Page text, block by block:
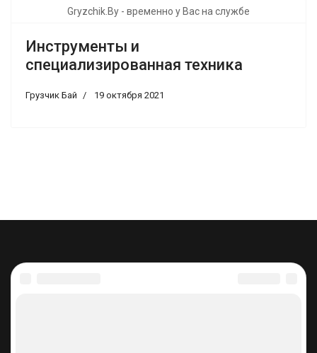
Gryzchik.By - временно у Вас на службе
Инструменты и
специализированная техника
Грузчик Бай 19 октября 2021